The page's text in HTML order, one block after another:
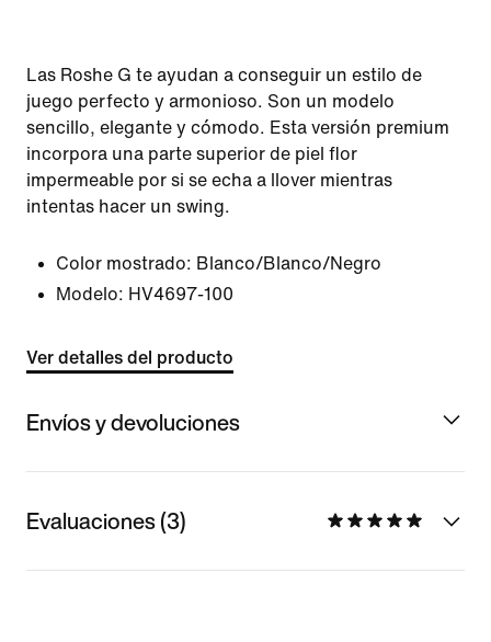
Las Roshe G te ayudan a conseguir un estilo de
juego perfecto y armonioso. Son un modelo
sencillo, elegante y cómodo. Esta versión premium
incorpora una parte superior de piel flor
impermeable por si se echa a llover mientras
intentas hacer un swing.
Color mostrado: Blanco/Blanco/Negro
Modelo: HV4697-100
Ver detalles del producto
Envíos y devoluciones
Evaluaciones (3)